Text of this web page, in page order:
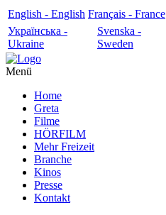
English - English Français - France
Українська -
Ukraine
Svenska -
Sweden
Menü
Home
Greta
Filme
HÖRFILM
Mehr Freizeit
Branche
Kinos
Presse
Kontakt